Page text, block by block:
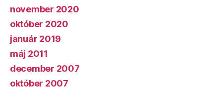
november 2020
október 2020
január 2019
máj 2011
december 2007
október 2007